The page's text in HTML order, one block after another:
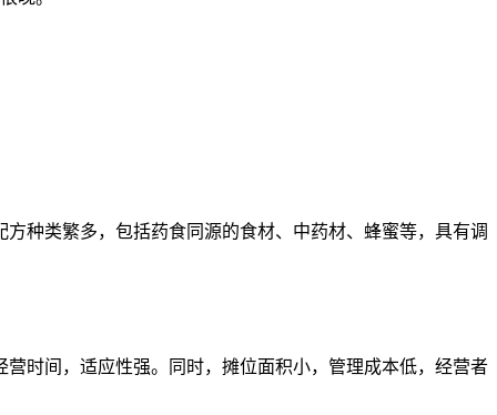
种类繁多，包括药食同源的食材、中药材、蜂蜜等，具有调
时间，适应性强。同时，摊位面积小，管理成本低，经营者